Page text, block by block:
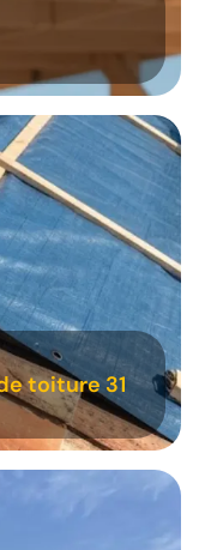
toiture 31